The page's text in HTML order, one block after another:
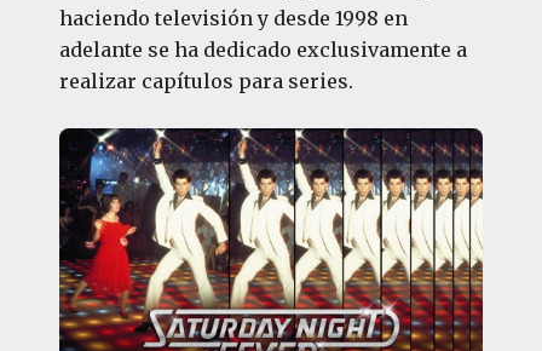
haciendo televisión y desde 1998 en
adelante se ha dedicado exclusivamente a
realizar capítulos para series.